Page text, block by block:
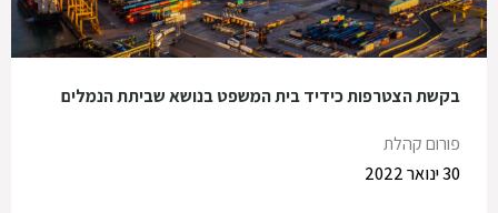
בקשת הצטרפות כידיד בית המשפט בנושא שביתת הנמלים
פורום קהלת
30 ינואר 2022